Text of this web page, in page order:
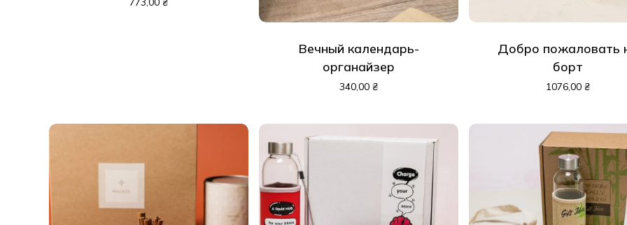
Вечный календарь-
органайзер
340,00 ₴
Добро пожаловать
борт
1076,00 ₴